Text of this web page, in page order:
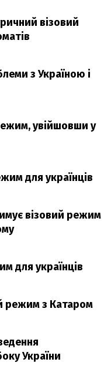
візовий
з Україною і
увійшовши у
для українців
візовий режим
для українців
режим з Катаром
України